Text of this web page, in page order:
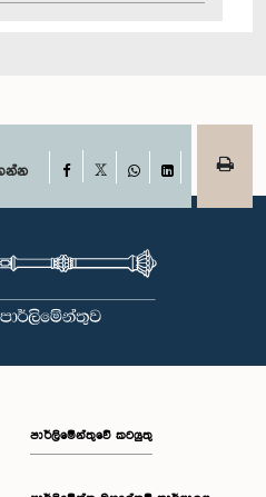
Facebook
WhatsAppLinkedIn
පාර්ලිමේන්තුවේ කටයුතු